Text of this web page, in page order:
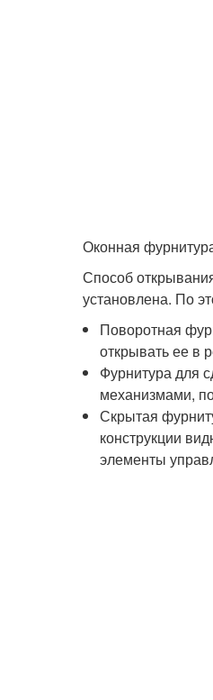
Оконная
Способ
установлена. По
Поворотная
открывать ее в
Фурнитура для
механизмами,
Скрытая
конструкции
элементы